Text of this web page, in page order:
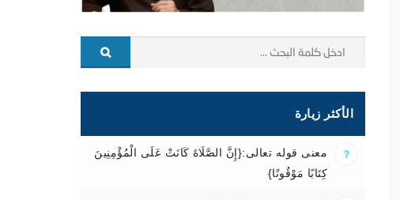
الأكثر زيارة
معنى قوله تعالى:{إِنَّ الصَّلَاةَ كَانَتْ عَلَى الْمُؤْمِنِينَ
كِتَابًا مَوْقُوتًا}